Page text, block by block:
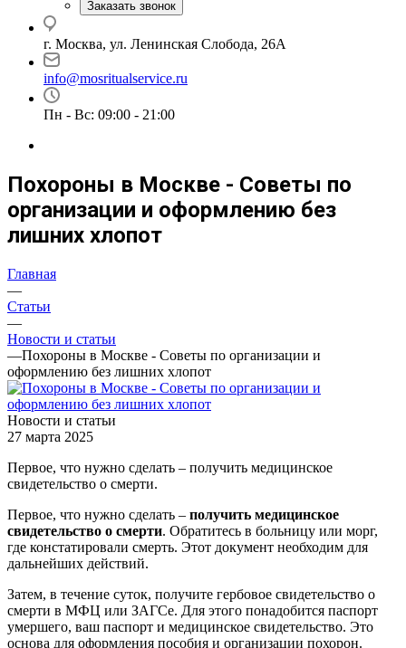
Заказать звонок
г. Москва, ул. Ленинская Слобода, 26А
info@mosritualservice.ru
Пн - Вс: 09:00 - 21:00
Похороны в Москве - Советы по
организации и оформлению без
лишних хлопот
Главная
—
Статьи
—
Новости и статьи
—Похороны в Москве - Советы по организации и
оформлению без лишних хлопот
Новости и статьи
27 марта 2025
Первое, что нужно сделать – получить медицинское
свидетельство о смерти.
Первое, что нужно сделать – получить медицинское
свидетельство о смерти. Обратитесь в больницу или морг,
где констатировали смерть. Этот документ необходим для
дальнейших действий.
Затем, в течение суток, получите гербовое свидетельство о
смерти в МФЦ или ЗАГСе. Для этого понадобится паспорт
умершего, ваш паспорт и медицинское свидетельство. Это
основа для оформления пособия и организации похорон.